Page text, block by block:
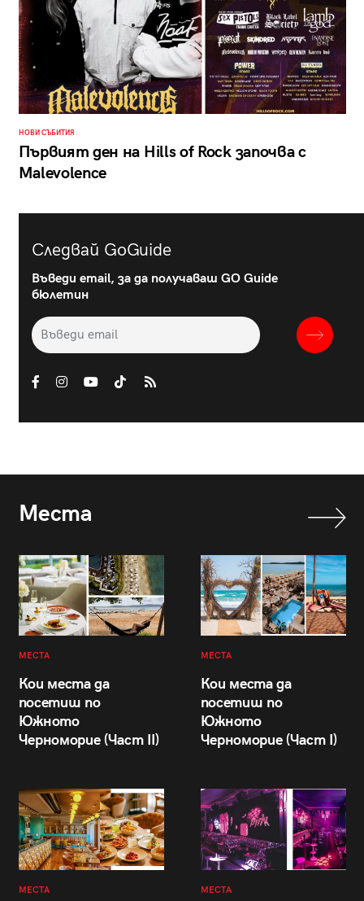
НОВИ СЪБИТИЯ
Първият ден на Hills of Rock започва с
Malevolence
Следвай GoGuide
Въведи email, за да получаваш GO Guide
бюлетин
Места
МЕСТА
Кои места да
посетиш по
Южното
Черноморие (Част II)
МЕСТА
Кои места да
посетиш по
Южното
Черноморие (Част I)
МЕСТА МЕСТА